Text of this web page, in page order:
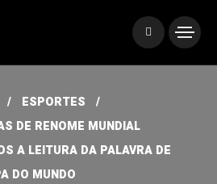
ESPORTES
DE RENOME MUNDIAL
A LEITURA DA PALAVRA DE
DO MUNDO